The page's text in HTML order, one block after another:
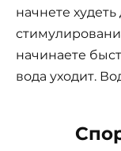
начнете
начинаете
вода уходит.